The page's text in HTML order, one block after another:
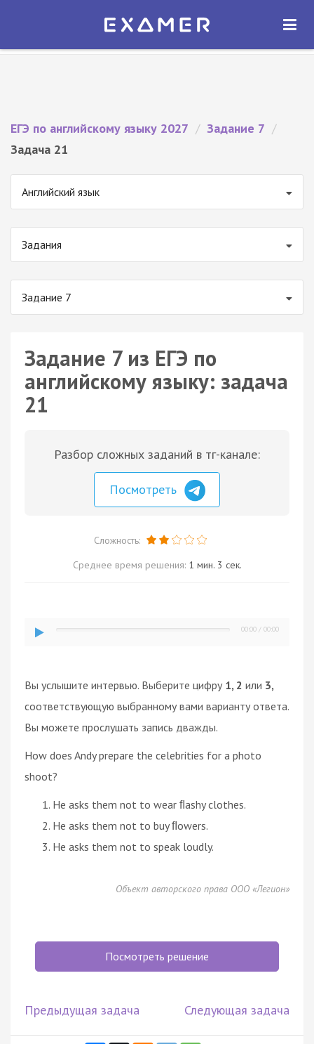
Экзамер — ЕГЭ 2027
ОТКРЫТЬ
ЕГЭ по английскому языку 2027 / Задание 7 /
Задача 21
Английский язык
Задания
Задание 7
Задание 7 из ЕГЭ по
английскому языку: задача
21
Разбор сложных заданий в тг-канале:
Посмотреть
Сложность:
Среднее время решения: 1 мин. 3 сек.
00:00 / 00:00
Вы услышите интервью. Выберите цифру 1, 2 или 3,
соответствующую выбранному вами варианту ответа.
Вы можете прослушать запись дважды.
How does Andy prepare the celebrities for a photo
shoot?
He asks them not to wear ﬂashy clothes.
He asks them not to buy ﬂowers.
He asks them not to speak loudly.
Объект авторского права ООО «Легион»
Посмотреть решение
Предыдущая задача Следующая задача